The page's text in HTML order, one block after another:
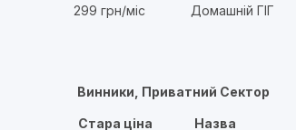
299 грн/міс Домашній ГІГ
Винники, Приватний Сектор
Стара ціна Назва